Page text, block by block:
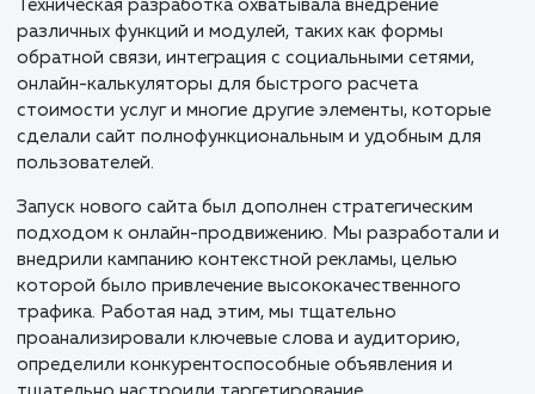
инновационность в сфере наружной рекламы.
должен был выразить корпоративный стиль
предложить пользователям удобный и интуитивно
понятный интерфейс, а также учесть адаптивность
различные устройства и браузеры.
верстке и технической реализации сайта на CMS
Эта система управления была выбрана за ее
возможность настройки под специфические
требования клиента. Верстка сайта включала в себя
создание адаптивного дизайна, обеспечение кросс-
браузерности и оптимизацию под мобильные
устройства.